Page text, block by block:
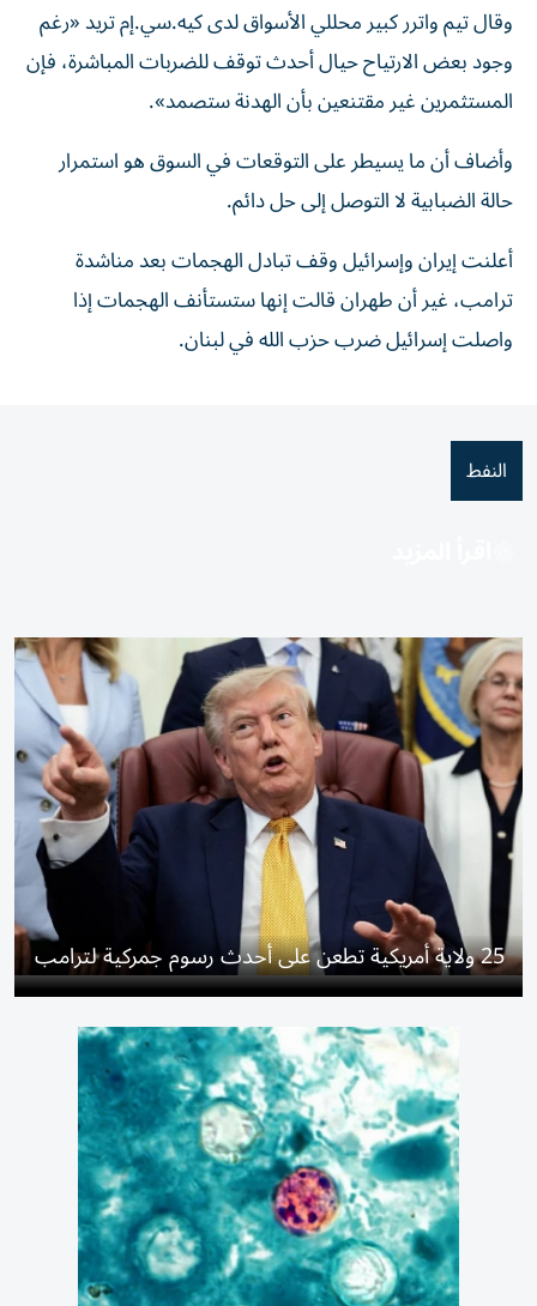
وقال تيم واترر كبير محللي الأسواق ‌لدى كيه.سي.إم تريد «رغم
وجود بعض الارتياح حيال أحدث توقف للضربات المباشرة، فإن
المستثمرين غير مقتنعين بأن ‌الهدنة ستصمد».
وأضاف ‌أن ما يسيطر ⁠على التوقعات في السوق هو ‌استمرار
حالة الضبابية لا التوصل إلى حل دائم.
أعلنت إيران وإسرائيل وقف تبادل ⁠الهجمات بعد مناشدة
ترامب، ​غير أن طهران قالت إنها ستستأنف الهجمات إذا
واصلت إسرائيل ضرب حزب الله في ⁠لبنان.
النفط
25 ولاية أمريكية تطعن على أحدث رسوم جمركية لترامب